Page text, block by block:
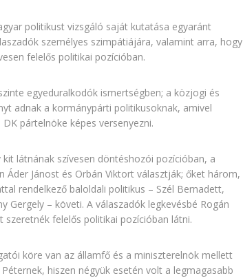
politikust vizsgáló saját kutatása egyaránt
személyes szimpátiájára, valamint arra, hogy
felelős politikai pozícióban.
egyeduralkodók ismertségben; a közjogi és
adnak a kormánypárti politikusoknak, amivel
pártelnöke képes versenyezni.
látnának szívesen döntéshozói pozícióban, a
Áder Jánost és Orbán Viktort választják; őket három,
rendelkező baloldali politikus – Szél Bernadett,
Gergely – követi. A válaszadók legkevésbé Rogán
szeretnék felelős politikai pozícióban látni.
köre van az államfő és a miniszterelnök mellett
hiszen négyük esetén volt a legmagasabb